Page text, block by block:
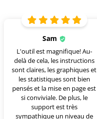
Sam
L'outil est magnifique! Au-
delà de cela, les instructions
sont claires, les graphiques et
les statistiques sont bien
pensés et la mise en page est
si conviviale. De plus, le
support est très
sympathique un niveau de